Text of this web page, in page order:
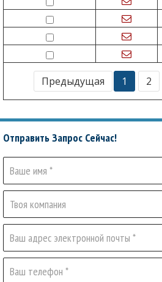
Предыдущая 1 2
Отправить Запрос Сейчас!